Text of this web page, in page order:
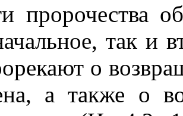
пророчества
так и
о
а также о